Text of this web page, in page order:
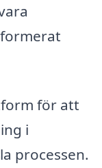
för att
i
processen.